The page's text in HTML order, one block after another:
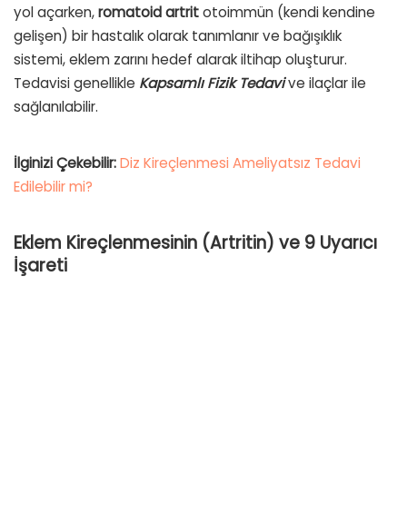
yol açarken,romatoid artritotoimmün (kendi kendine
gelişen) bir hastalık olarak tanımlanır ve bağışıklık
sistemi, eklem zarını hedef alarak iltihap oluşturur.
Tedavisi genellikle Kapsamlı Fizik Tedavive ilaçlar ile
sağlanılabilir.
İlginizi Çekebilir:Diz Kireçlenmesi Ameliyatsız Tedavi
Edilebilir mi?
Eklem Kireçlenmesinin (Artritin) ve 9 Uyarıcı
İşareti